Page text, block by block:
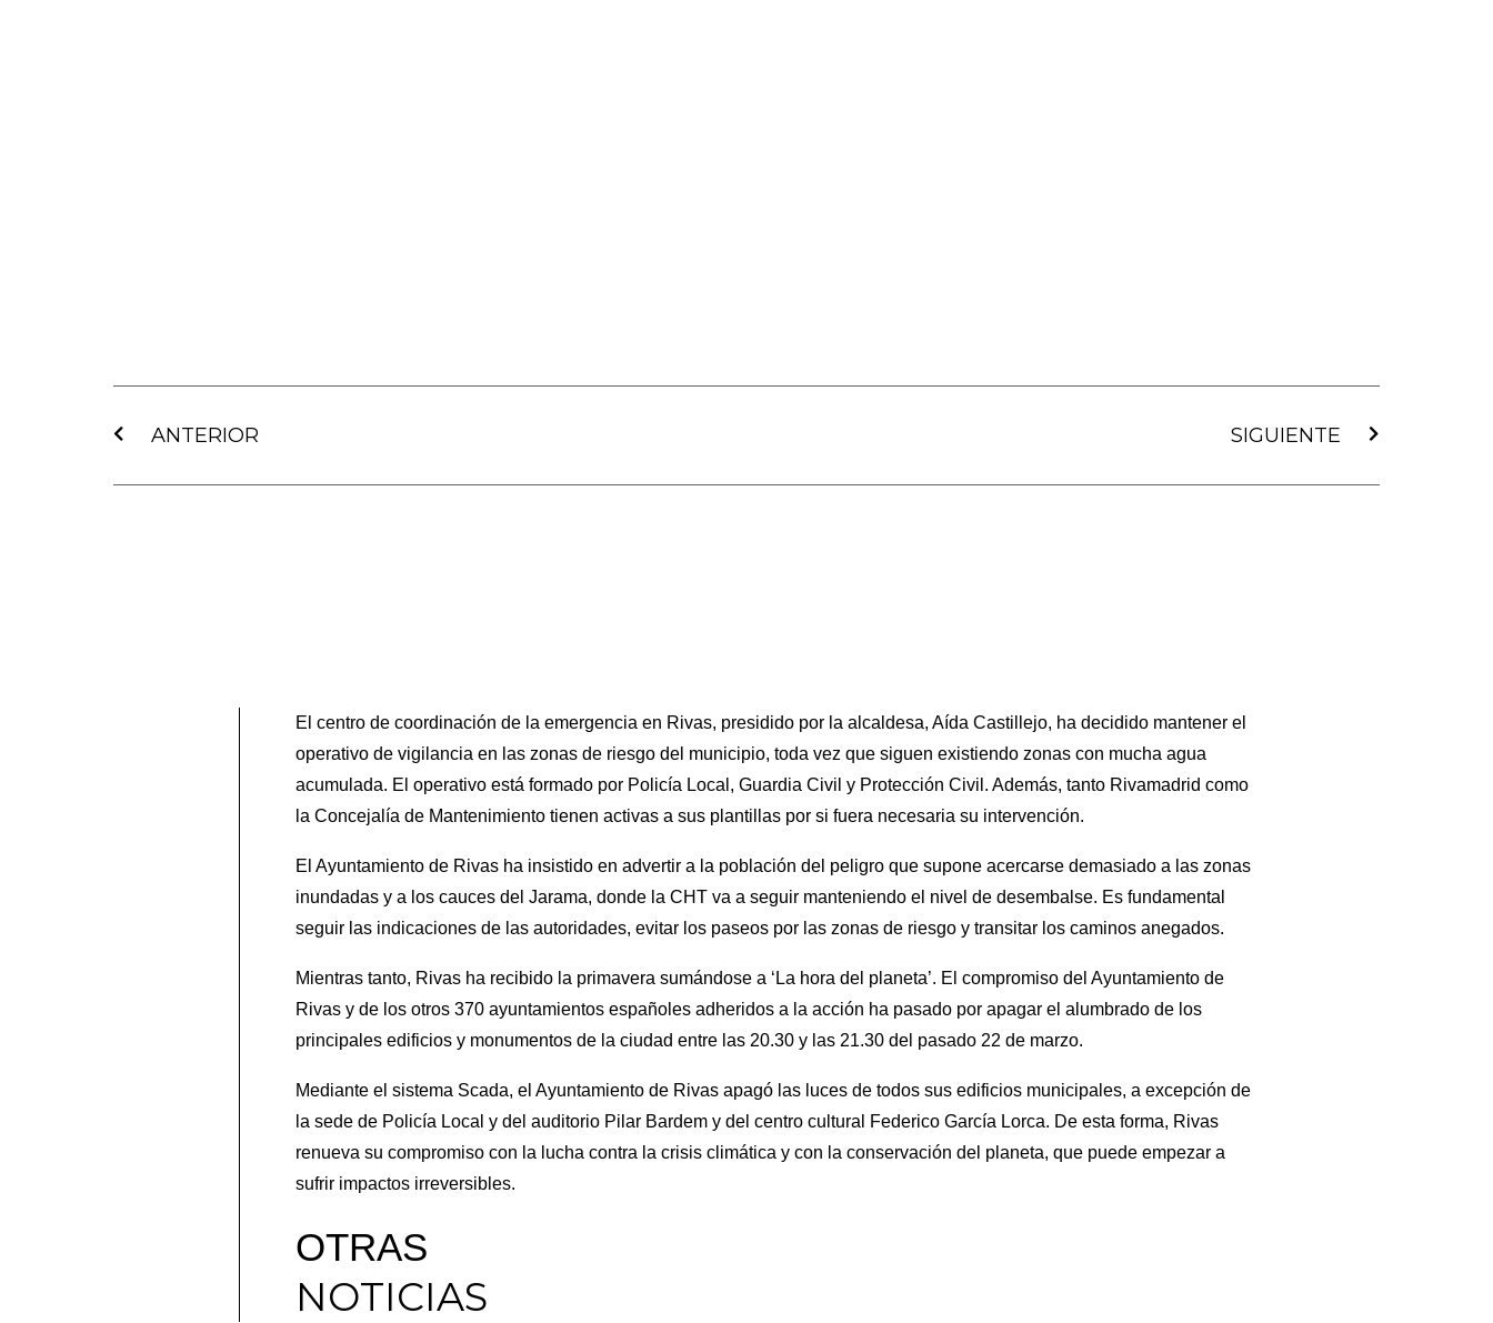
ANTERIOR SIGUIENTE
El centro de coordinación de la emergencia en Rivas, presidido por la alcaldesa, Aída Castillejo, ha decidido mantener el
operativo de vigilancia en las zonas de riesgo del municipio, toda vez que siguen existiendo zonas con mucha agua
acumulada. El operativo está formado por Policía Local, Guardia Civil y Protección Civil. Además, tanto Rivamadrid como
la Concejalía de Mantenimiento tienen activas a sus plantillas por si fuera necesaria su intervención.
El Ayuntamiento de Rivas ha insistido en advertir a la población del peligro que supone acercarse demasiado a las zonas
inundadas y a los cauces del Jarama, donde la CHT va a seguir manteniendo el nivel de desembalse. Es fundamental
seguir las indicaciones de las autoridades, evitar los paseos por las zonas de riesgo y transitar los caminos anegados.
Mientras tanto, Rivas ha recibido la primavera sumándose a ‘La hora del planeta’. El compromiso del Ayuntamiento de
Rivas y de los otros 370 ayuntamientos españoles adheridos a la acción ha pasado por apagar el alumbrado de los
principales edificios y monumentos de la ciudad entre las 20.30 y las 21.30 del pasado 22 de marzo.
Mediante el sistema Scada, el Ayuntamiento de Rivas apagó las luces de todos sus edificios municipales, a excepción de
la sede de Policía Local y del auditorio Pilar Bardem y del centro cultural Federico García Lorca. De esta forma, Rivas
renueva su compromiso con la lucha contra la crisis climática y con la conservación del planeta, que puede empezar a
sufrir impactos irreversibles.
OTRAS
NOTICIAS